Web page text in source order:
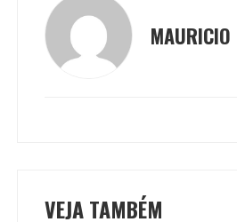
VEJA TAMBÉM